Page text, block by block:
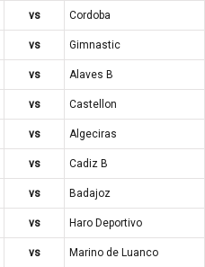
vs
Cordoba
vs
Gimnastic
vs
Alaves B
vs
Castellon
vs
Algeciras
vs
Cadiz B
vs
Badajoz
vs
Haro Deportivo
vs
Marino de Luanco